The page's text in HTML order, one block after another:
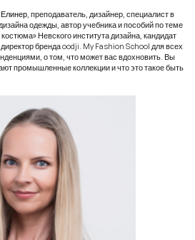
, преподаватель, дизайнер, специалист в
одежды, автор учебника и пособий по теме
Невского института дизайна, кандидат
бренда oodji. My Fashion School для всех
о том, что может вас вдохновить. Вы
промышленные коллекции и что это такое быть